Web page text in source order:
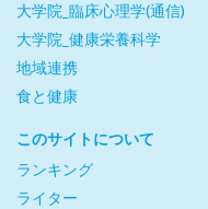
大学院_臨床心理学(通信)
大学院_健康栄養科学
地域連携
食と健康
このサイトについて
ランキング
ライター